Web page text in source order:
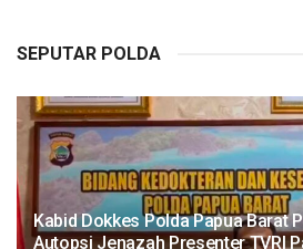
SEPUTAR POLDA
Kabid Dokkes Polda Papua Barat
Autopsi Jenazah Presenter TVRI